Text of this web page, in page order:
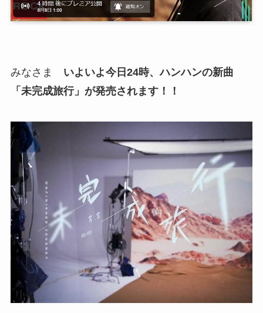
みなさま いよいよ今日24時、ハンハンの新曲
「未完成旅行」が発売されます！！